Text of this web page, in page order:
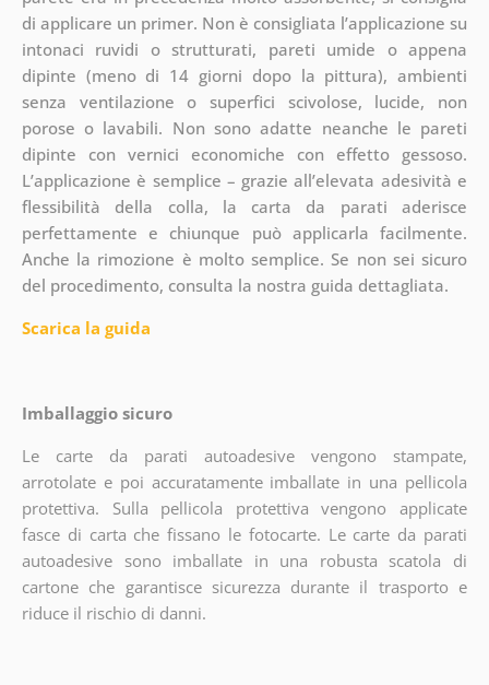
di applicare un primer. Non è consigliata l’applicazione su
intonaci ruvidi o strutturati, pareti umide o appena
dipinte (meno di 14 giorni dopo la pittura), ambienti
senza ventilazione o superfici scivolose, lucide, non
porose o lavabili. Non sono adatte neanche le pareti
dipinte con vernici economiche con effetto gessoso.
L’applicazione è semplice – grazie all’elevata adesività e
flessibilità della colla, la carta da parati aderisce
perfettamente e chiunque può applicarla facilmente.
Anche la rimozione è molto semplice. Se non sei sicuro
del procedimento, consulta la nostra guida dettagliata.
Scarica la guida
Imballaggio sicuro
Le carte da parati autoadesive vengono stampate,
arrotolate e poi accuratamente imballate in una pellicola
protettiva. Sulla pellicola protettiva vengono applicate
fasce di carta che fissano le fotocarte. Le carte da parati
autoadesive sono imballate in una robusta scatola di
cartone che garantisce sicurezza durante il trasporto e
riduce il rischio di danni.